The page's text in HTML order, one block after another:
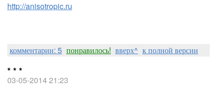
http://anisotropic.ru
комментарии: 5 понравилось! вверх^ к полной версии
* * *
03-05-2014 21:23